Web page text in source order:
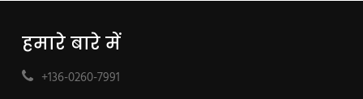
हमारे बारे में
+136-0260-7991